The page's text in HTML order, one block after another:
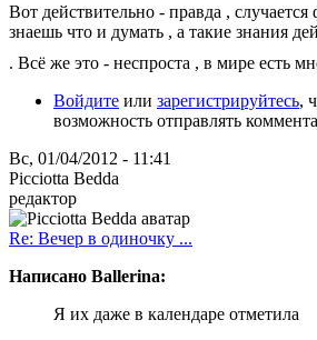
Вот действительно - правда , случается
знаешь что и думать , а такие знания
. Всё же это - неспроста , в мире есть
Войдите или зарегистрируйтесь,
возможность отправлять
Вс, 01/04/2012 - 11:41
Picciotta Bedda
редактор
Re: Вечер в одиночку ...
Написано Ballerina:
Я их даже в календаре отметила